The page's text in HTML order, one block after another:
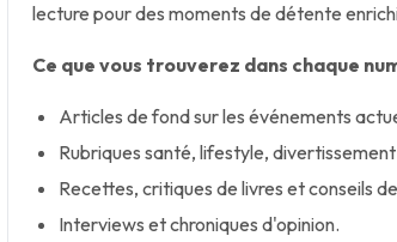
lecture pour des moments de détente
Ce que vous trouverez dans chaque
Articles de fond sur les événements
Rubriques santé, lifestyle,
Recettes, critiques de livres et conseils
Interviews et chroniques d'opinion.